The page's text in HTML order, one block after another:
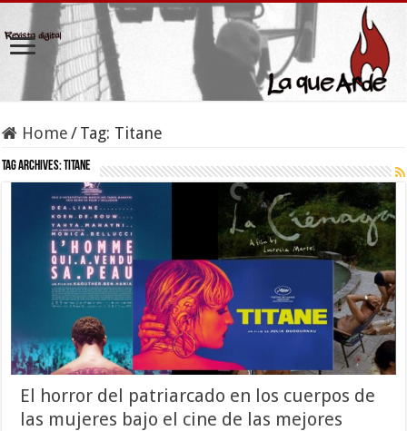
Home /Tag: Titane
Tag Archives: Titane
El horror del patriarcado en los cuerpos de
las mujeres bajo el cine de las mejores